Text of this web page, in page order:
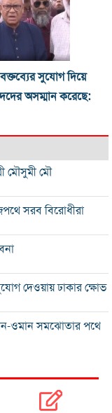
সুযোগ দিয়ে
অসম্মান করেছে:
মৌসুমী মৌ
সরব বিরোধীরা
দেওয়ায় ঢাকার ক্ষোভ
ওমান সমঝোতার পথে